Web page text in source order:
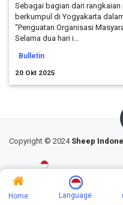
Sebagai bagian dari
berkumpul di Yogyakarta
“Penguatan Organisasi
Selama dua hari i...
Bulletin
20 Okt 2025
Copyright © 2024 Sheep
Bahasa Indonesia
Privacy Policy
Home Language